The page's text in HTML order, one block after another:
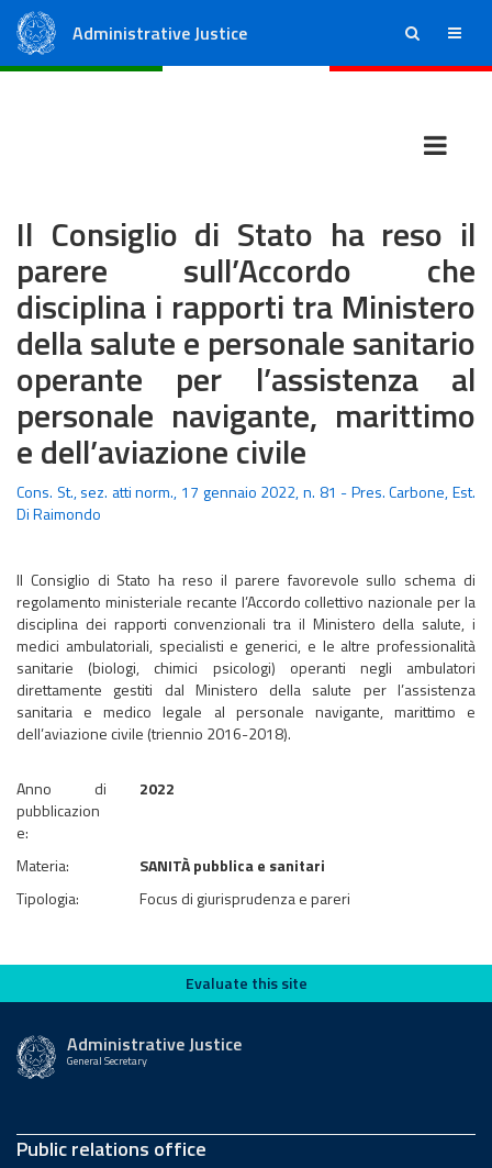
Administrative Justice ricerca menu
Il Consiglio di Stato ha reso il
parere sull’Accordo che
disciplina i rapporti tra Ministero
della salute e personale sanitario
operante per l’assistenza al
personale navigante, marittimo
e dell’aviazione civile
Cons. St., sez. atti norm., 17 gennaio 2022, n. 81 - Pres. Carbone, Est.
Di Raimondo
Il Consiglio di Stato ha reso il parere favorevole sullo schema di
regolamento ministeriale recante l’Accordo collettivo nazionale per la
disciplina dei rapporti convenzionali tra il Ministero della salute, i
medici ambulatoriali, specialisti e generici, e le altre professionalità
sanitarie (biologi, chimici psicologi) operanti negli ambulatori
direttamente gestiti dal Ministero della salute per l’assistenza
sanitaria e medico legale al personale navigante, marittimo e
dell’aviazione civile (triennio 2016-2018). ​​​​​​​
Anno di
pubblicazion
e:
2022
Materia:
SANITÀ pubblica e sanitari
Tipologia:
Focus di giurisprudenza e pareri
Evaluate this siteEvaluate this site
Administrative Justice
General Secretary
Public relations office